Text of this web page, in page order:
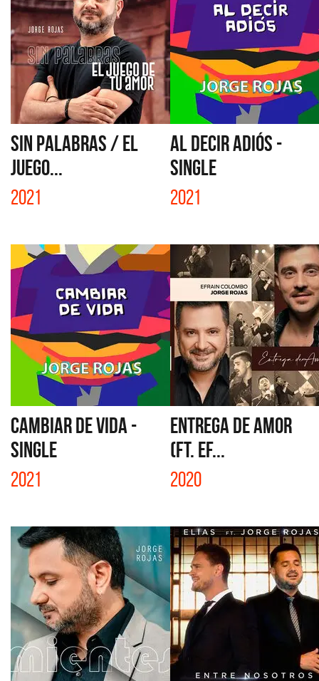
SIN PALABRAS / EL
JUEGO...
2021
AL DECIR ADIÓS -
SINGLE
2021
CAMBIAR DE VIDA -
SINGLE
2021
ENTREGA DE AMOR
(FT. EF...
2020